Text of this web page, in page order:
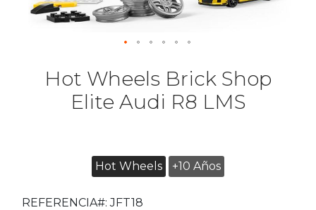
Hot Wheels Brick Shop
Elite Audi R8 LMS
Hot Wheels +10 Años
REFERENCIA#: JFT18